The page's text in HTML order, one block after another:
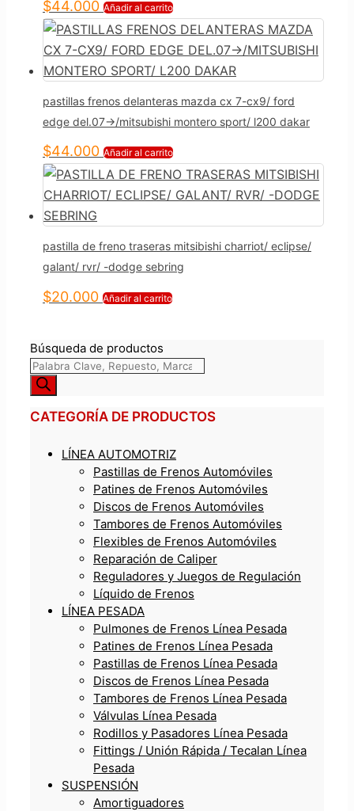
$44.000 Añadir al carrito
pastillas frenos delanteras mazda cx 7-cx9/ ford
edge del.07->/mitsubishi montero sport/ l200 dakar
$44.000 Añadir al carrito
pastilla de freno traseras mitsibishi charriot/ eclipse/
galant/ rvr/ -dodge sebring
$20.000 Añadir al carrito
Búsqueda de productos
CATEGORÍA DE PRODUCTOS
LÍNEA AUTOMOTRIZ
Pastillas de Frenos Automóviles
Patines de Frenos Automóviles
Discos de Frenos Automóviles
Tambores de Frenos Automóviles
Flexibles de Frenos Automóviles
Reparación de Caliper
Reguladores y Juegos de Regulación
Líquido de Frenos
LÍNEA PESADA
Pulmones de Frenos Línea Pesada
Patines de Frenos Línea Pesada
Pastillas de Frenos Línea Pesada
Discos de Frenos Línea Pesada
Tambores de Frenos Línea Pesada
Válvulas Línea Pesada
Rodillos y Pasadores Línea Pesada
Fittings / Unión Rápida / Tecalan Línea
Pesada
SUSPENSIÓN
Amortiguadores